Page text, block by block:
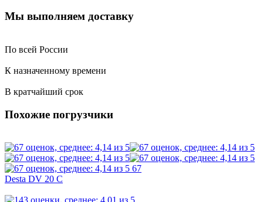
Мы выполняем доставку
По всей России
К назначенному времени
В кратчайший срок
Похожие погрузчики
67
Desta DV 20 C